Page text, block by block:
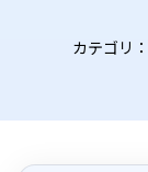
カテゴリ：